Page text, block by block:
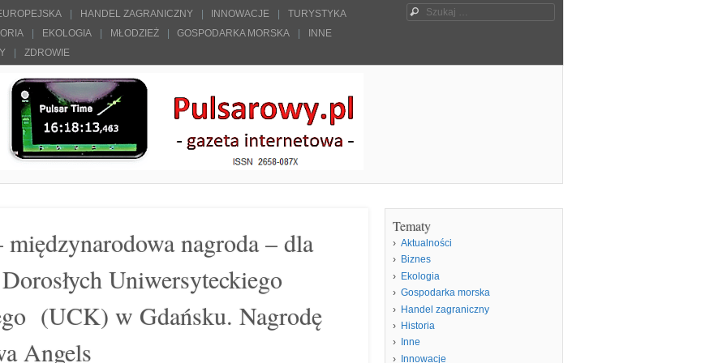
HANDEL ZAGRANICZNY INNOWACJE
TURYSTYKA
EKOLOGIA MŁODZIEŻ GOSPODARKA MORSKA
INNE
ZDROWIE
Szukaj
nagroda – dla
Uniwersyteckiego
(UCK) w Gdańsku. Nagrodę
Angels
Tematy
Aktualności
Biznes
Ekologia
Gospodarka morska
Handel zagraniczny
Historia
Inne
Innowacje